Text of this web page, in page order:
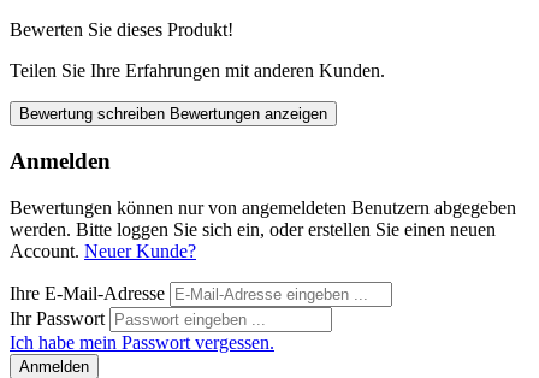
Bewerten Sie dieses Produkt!
Teilen Sie Ihre Erfahrungen mit anderen Kunden.
Bewertung schreiben Bewertungen anzeigen
Anmelden
Bewertungen können nur von angemeldeten Benutzern abgegeben
werden. Bitte loggen Sie sich ein, oder erstellen Sie einen neuen
Account. Neuer Kunde?
Ihre E-Mail-Adresse
Ihr Passwort
Ich habe mein Passwort vergessen.
Anmelden